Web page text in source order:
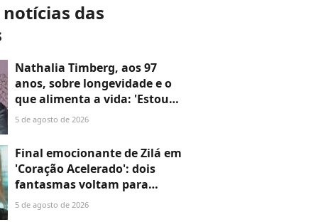
das
Nathalia Timberg, aos 97
anos, sobre longevidade e o
que alimenta a vida: 'Estou
chegando a um século. Você
desencantos. Confiar em
alguém é uma coisa muito
importante'
5 de agosto de 2026
Final emocionante de Zilá em
'Coração Acelerado': dois
fantasmas voltam para
assombrar e mudam o
5 de agosto de 2026